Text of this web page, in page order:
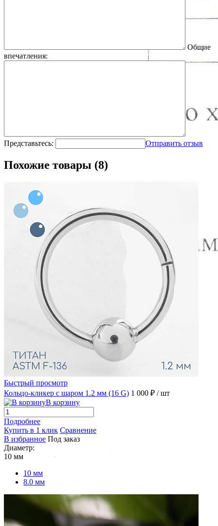
Общие
впечатления:
Представьтесь: Отправить отзыв
Похожие товары (8)
Быстрый просмотр
Кольцо-кликер с шаром 1.2 мм (16 G) 1 000 ₽ / шт
В корзину
Подробнее
Купить в 1 клик Сравнение
В избранное Под заказ
Диаметр:
10 мм
10 мм
8.0 мм